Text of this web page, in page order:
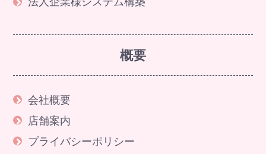
概要
会社概要
店舗案内
プライバシーポリシー